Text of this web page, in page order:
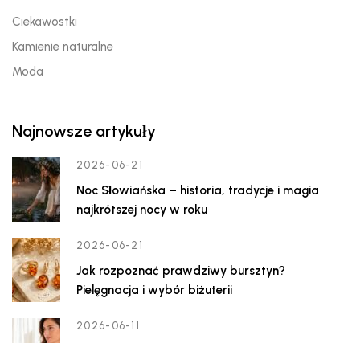
Ciekawostki
Kamienie naturalne
Moda
Najnowsze artykuły
2026-06-21
Noc Słowiańska – historia, tradycje i magia
najkrótszej nocy w roku
2026-06-21
Jak rozpoznać prawdziwy bursztyn?
Pielęgnacja i wybór biżuterii
2026-06-11